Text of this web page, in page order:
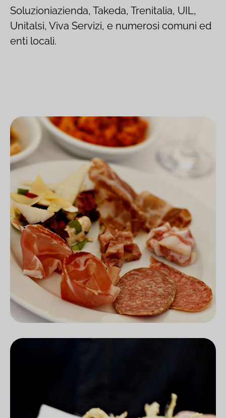
Soluzioniazienda, Takeda, Trenitalia, UIL,
Unitalsi, Viva Servizi, e numerosi comuni ed
enti locali.